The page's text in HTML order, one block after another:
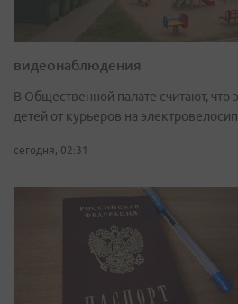
видеонаблюдения
В Общественной палате считают, что
детей от курьеров на
сегодня, 02:31